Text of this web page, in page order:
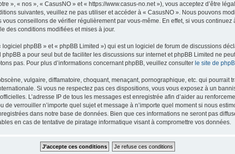
», « nos », « CasusNO » et « https://www.casus-no.net »), vous acceptez d’être
suivantes, veuillez ne pas utiliser et accéder à « CasusNO ». Nous pouvons
conseillons de vérifier régulièrement par vous-même. En effet, si vous
des conditions modifiées et mises à jour.
phpBB » et « phpBB Limited ») qui est un logiciel de forum de discussions
a pour seul but de faciliter les discussions sur internet et phpBB Limited ne
pas. Pour plus d’informations concernant phpBB, veuillez consulter le site de
vulgaire, diffamatoire, choquant, menaçant, pornographique, etc. qui pourrait
Si vous ne respectez pas ces dispositions, vous vous exposez à un
L’adresse IP de tous les messages est enregistrée afin d’aider au
verrouiller n’importe quel sujet et message à n’importe quel moment si nous
dans notre base de données. Bien que ces informations ne seront pas
en cas de tentative de piratage informatique visant à compromettre vos données.